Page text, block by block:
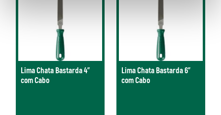
Lima Chata Bastarda 4"
com Cabo
Lima Chata Bastarda 6"
com Cabo